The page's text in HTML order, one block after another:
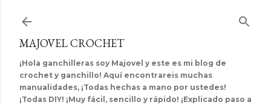
MAJOVEL CROCHET
¡Hola ganchilleras soy Majovel y este es mi blog de
crochet y ganchillo! Aquí encontrareis muchas
manualidades, ¡Todas hechas a mano por ustedes!
¡Todas DIY! ¡Muy fácil, sencillo y rápido! ¡Explicado paso a